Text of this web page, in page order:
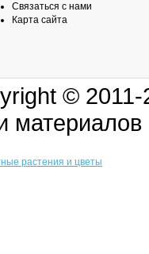
Связаться с нами
Карта сайта
©